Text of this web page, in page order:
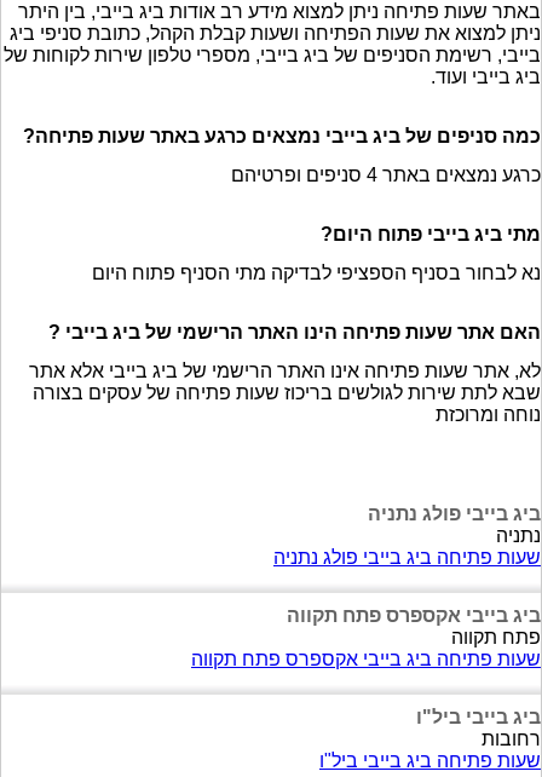
באתר שעות פתיחה ניתן למצוא מידע רב אודות ביג בייבי, בין היתר
ניתן למצוא את שעות הפתיחה ושעות קבלת הקהל, כתובת סניפי ביג
בייבי, רשימת הסניפים של ביג בייבי, מספרי טלפון שירות לקוחות של
ביג בייבי ועוד.
כמה סניפים של ביג בייבי נמצאים כרגע באתר שעות פתיחה?
כרגע נמצאים באתר 4 סניפים ופרטיהם
מתי ביג בייבי פתוח היום?
נא לבחור בסניף הספציפי לבדיקה מתי הסניף פתוח היום
האם אתר שעות פתיחה הינו האתר הרישמי של ביג בייבי ?
לא, אתר שעות פתיחה אינו האתר הרישמי של ביג בייבי אלא אתר
שבא לתת שירות לגולשים בריכוז שעות פתיחה של עסקים בצורה
נוחה ומרוכזת
ביג בייבי פולג נתניה
נתניה
שעות פתיחה ביג בייבי פולג נתניה
ביג בייבי אקספרס פתח תקווה
פתח תקווה
שעות פתיחה ביג בייבי אקספרס פתח תקווה
ביג בייבי ביל"ו
רחובות
שעות פתיחה ביג בייבי ביל"ו